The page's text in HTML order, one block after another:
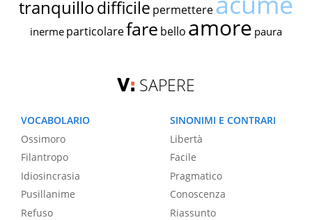
tranquillodifficile permettere
inerme particolarefare bello amore paura
SAPERE
VOCABOLARIO
Ossimoro
Filantropo
Idiosincrasia
Pusillanime
Refuso
SINONIMI E CONTRARI
Libertà
Facile
Pragmatico
Conoscenza
Riassunto